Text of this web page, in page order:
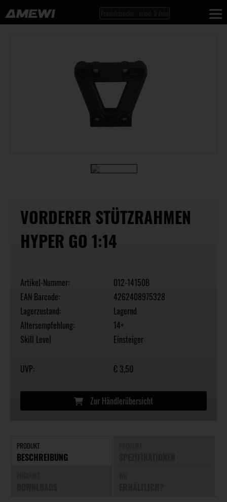
VORDERER STÜTZRAHMEN
HYPER GO 1:14
Artikel-Nummer:
012-14150B
EAN Barcode:
4262408975328
Lagerzustand:
Lagernd
Altersempfehlung:
14+
Skill Level
Einsteiger
UVP: € 3,50
Zur Händlerübersicht
PRODUKT
BESCHREIBUNG